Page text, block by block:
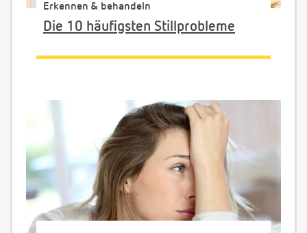
Erkennen & behandeln
Die 10 häufigsten Stillprobleme